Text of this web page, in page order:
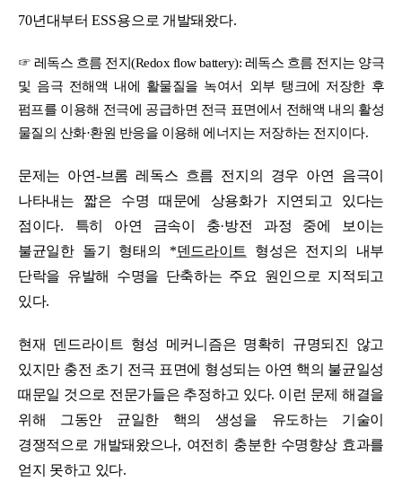
70년대부터ESS용으로 개발돼왔다.
☞ 레독스 흐름 전지(Redox flow battery): 레독스 흐름 전지는 양극
및 음극 전해액 내에 활물질을 녹여서 외부 탱크에 저장한 후
펌프를 이용해 전극에 공급하면 전극 표면에서 전해액 내의 활성
물질의 산화·환원 반응을 이용해 에너지는 저장하는 전지이다.
문제는 아연-브롬 레독스 흐름 전지의 경우 아연 음극이
나타내는 짧은 수명 때문에 상용화가 지연되고 있다는
점이다. 특히 아연 금속이 충·방전 과정 중에 보이는
불균일한 돌기 형태의 *덴드라이트
형성은 전지의 내부
단락을 유발해 수명을 단축하는 주요 원인으로 지적되고
있다.
현재 덴드라이트 형성 메커니즘은 명확히 규명되진 않고
있지만 충전 초기 전극 표면에 형성되는 아연 핵의 불균일성
때문일 것으로 전문가들은 추정하고 있다. 이런 문제 해결을
위해 그동안 균일한 핵의 생성을 유도하는 기술이
경쟁적으로 개발돼왔으나, 여전히 충분한 수명향상 효과를
얻지 못하고 있다.